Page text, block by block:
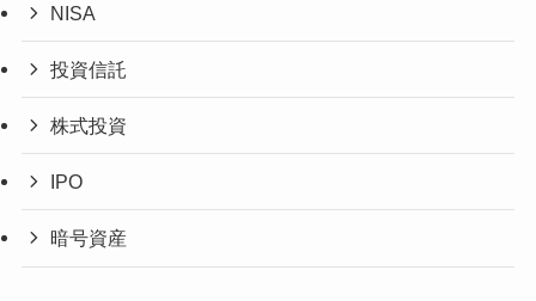
NISA
投資信託
株式投資
IPO
暗号資産